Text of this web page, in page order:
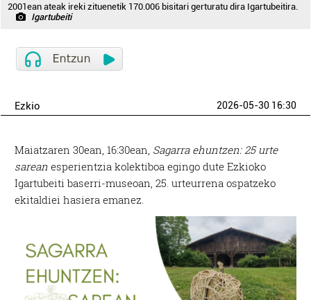
2001ean ateak ireki zituenetik 170.006 bisitari gerturatu dira Igartubeitira.
Igartubeiti
Ezkio 2026-05-30 16:30
Maiatzaren 30ean, 16:30ean, Sagarra ehuntzen: 25 urte
sarean esperientzia kolektiboa egingo dute Ezkioko
Igartubeiti baserri-museoan, 25. urteurrena ospatzeko
ekitaldiei hasiera emanez.